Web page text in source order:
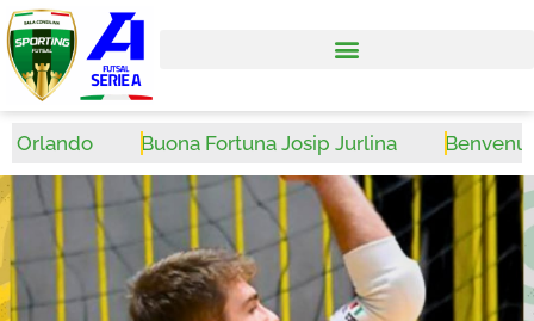
Buona Fortuna Josip Jurlina Benvenuto